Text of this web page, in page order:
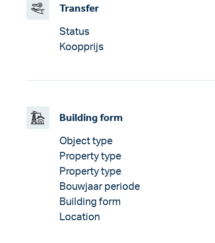
Transfer
Status
Koopprijs
Building form
Object type
Property type
Property type
Bouwjaar periode
Building form
Location